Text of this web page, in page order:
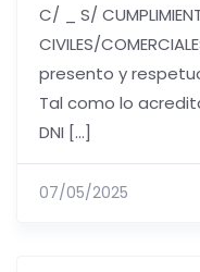
C/ _ S/
CIVILES/
presento y
Tal como lo
DNI […]
07/05/2025